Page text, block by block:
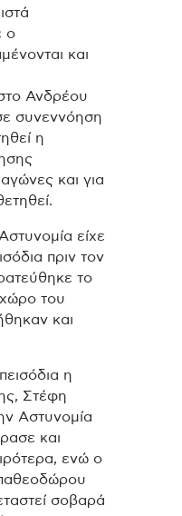
ο
και
Ανδρέου
συνεννόηση
η
και για
είχε
πριν τον
το
του
και
η
Στέφη
Αστυνομία
και
ενώ ο
σοβαρά